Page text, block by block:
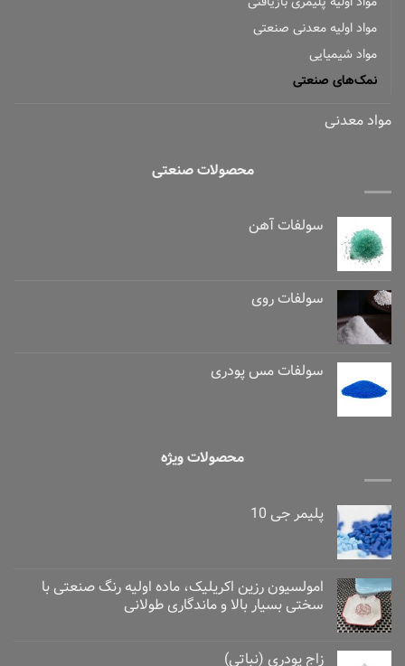
مواد اولیه معدنی صنعتی
مواد شیمیایی
نمک‌های صنعتی
مواد معدنی
محصولات صنعتی
سولفات آهن
سولفات روی
سولفات مس پودری
محصولات ویژه
پلیمر جی 10
امولسیون رزین اکریلیک، ماده اولیه رنگ صنعتی با
سختی بسیار بالا و ماندگاری طولانی
زاج پودری (نباتی)